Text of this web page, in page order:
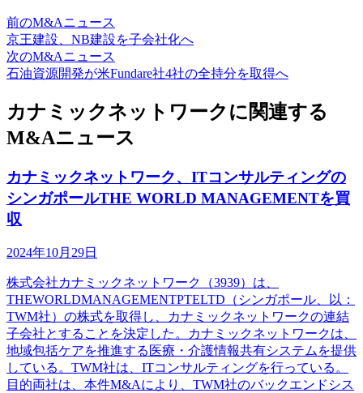
前のM&Aニュース
京王建設、NB建設を子会社化へ
次のM&Aニュース
石油資源開発が米Fundare社4社の全持分を取得へ
カナミックネットワークに関連する
M&Aニュース
カナミックネットワーク、ITコンサルティングの
シンガポールTHE WORLD MANAGEMENTを買
収
2024年10月29日
株式会社カナミックネットワーク（3939）は、
THEWORLDMANAGEMENTPTELTD（シンガポール、以：
TWM社）の株式を取得し、カナミックネットワークの連結
子会社とすることを決定した。カナミックネットワークは、
地域包括ケアを推進する医療・介護情報共有システムを提供
している。TWM社は、ITコンサルティングを行っている。
目的両社は、本件M&Aにより、TWM社のバックエンドシス